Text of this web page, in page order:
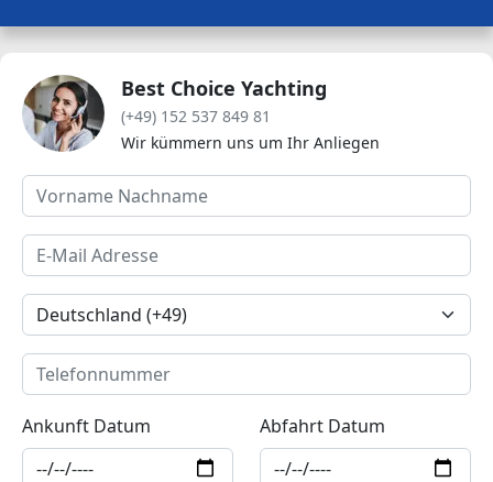
Best Choice Yachting
(+49) 152 537 849 81
Wir kümmern uns um Ihr Anliegen
Ankunft Datum Abfahrt Datum